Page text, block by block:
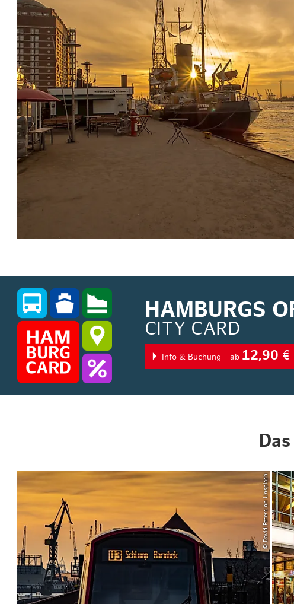
HAMBURGS
CITY CARD
Info & Buchung ab 12,90 €
© David Peters on Unsplash